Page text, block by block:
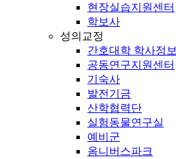
현장실습지원센터
학보사
성의교정
간호대학 학사정보
공동연구지원센터
기숙사
발전기금
산학협력단
실험동물연구실
예비군
옴니버스파크